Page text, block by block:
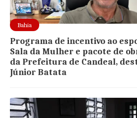
Bahia
Programa de incentivo ao
Sala da Mulher e pacote de
da Prefeitura de Candeal,
Júnior Batata